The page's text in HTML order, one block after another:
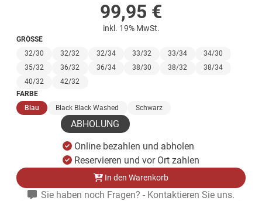
99,95 €
inkl. 19% MwSt.
GRÖSSE
32/30
32/32 32/34 33/32 33/34
34/30
35/32
36/32 36/34 38/30 38/32
38/34
40/32
42/32
FARBE
Blau (ausgewählt)
Black Black Washed Schwarz
ABHOLUNG
Online bezahlen und abholen
Reservieren und vor Ort zahlen
In den Warenkorb
Sie haben noch Fragen? - Kontaktieren Sie uns.